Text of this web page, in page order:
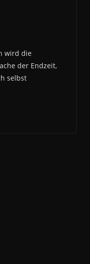
wird die
der Endzeit,
selbst